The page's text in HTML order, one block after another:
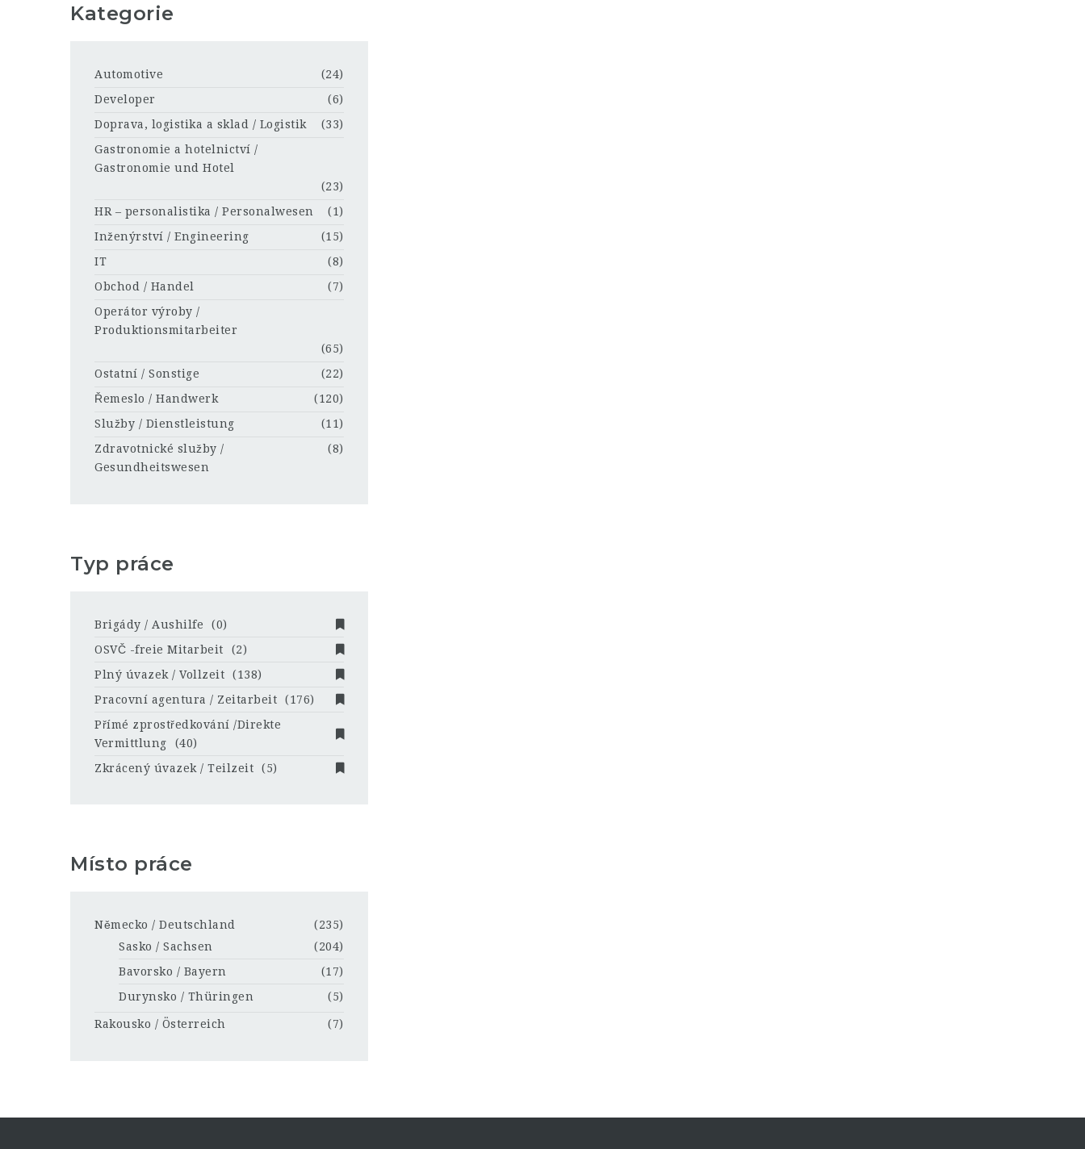
Kategorie
Automotive
(24)
Developer
(6)
Doprava, logistika a sklad / Logistik
(33)
Gastronomie a hotelnictví /
Gastronomie und Hotel
(23)
HR – personalistika / Personalwesen
(1)
Inženýrství / Engineering
(15)
IT
(8)
Obchod / Handel
(7)
Operátor výroby /
Produktionsmitarbeiter
(65)
Ostatní / Sonstige
(22)
Řemeslo / Handwerk
(120)
Služby / Dienstleistung
(11)
Zdravotnické služby /
Gesundheitswesen
(8)
Typ práce
Brigády / Aushilfe
(0)
OSVČ -freie Mitarbeit
(2)
Plný úvazek / Vollzeit
(138)
Pracovní agentura / Zeitarbeit
(176)
Přímé zprostředkování /Direkte
Vermittlung
(40)
Zkrácený úvazek / Teilzeit
(5)
Místo práce
Německo / Deutschland
(235)
Sasko / Sachsen
(204)
Bavorsko / Bayern
(17)
Durynsko / Thüringen
(5)
Rakousko / Österreich (7)